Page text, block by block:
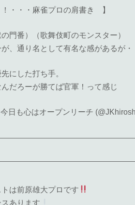
・・・麻雀プロの肩書き 】
門番）（歌舞伎町のモンスター）
、通り名として有名な感があるが・
にした打ち手。
だろーが勝てば官軍！って感じ
日も心はオープンリーチ
は前原雄大プロです
あります